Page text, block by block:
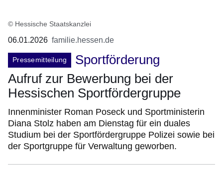
© Hessische Staatskanzlei
06.01.2026 familie.hessen.de
Pressemitteilung
Sportförderung
Aufruf zur Bewerbung bei der
Hessischen Sportfördergruppe
Innenminister Roman Poseck und Sportministerin
Diana Stolz haben am Dienstag für ein duales
Studium bei der Sportfördergruppe Polizei sowie bei
der Sportgruppe für Verwaltung geworben.